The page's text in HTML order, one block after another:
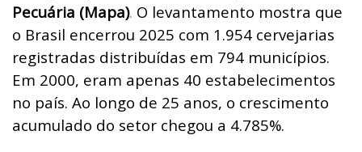
Pecuária (Mapa). O levantamento mostra que
o Brasil encerrou 2025 com 1.954 cervejarias
registradas distribuídas em 794 municípios.
Em 2000, eram apenas 40 estabelecimentos
no país. Ao longo de 25 anos, o crescimento
acumulado do setor chegou a 4.785%.